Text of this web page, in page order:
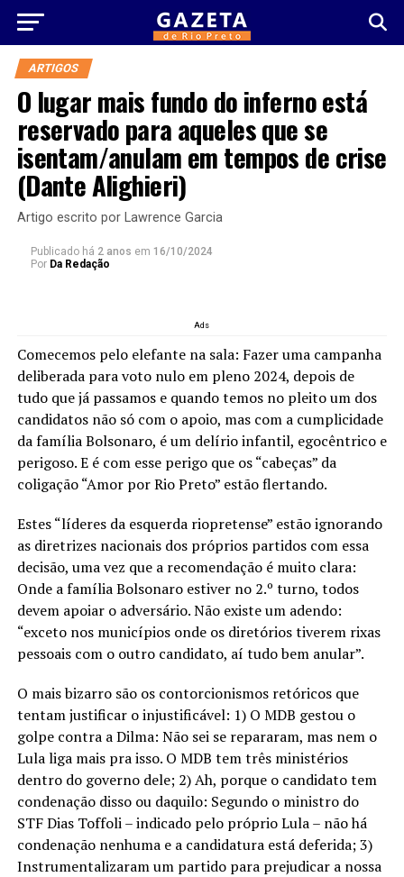
ARTIGOS
O lugar mais fundo do inferno está
reservado para aqueles que se
isentam/anulam em tempos de crise
(Dante Alighieri)
Artigo escrito por Lawrence Garcia
Publicado há 2 anos em 16/10/2024
Por Da Redação
Ads
Comecemos pelo elefante na sala: Fazer uma campanha
deliberada para voto nulo em pleno 2024, depois de
tudo que já passamos e quando temos no pleito um dos
candidatos não só com o apoio, mas com a cumplicidade
da família Bolsonaro, é um delírio infantil, egocêntrico e
perigoso. E é com esse perigo que os “cabeças” da
coligação “Amor por Rio Preto” estão flertando.
Estes “líderes da esquerda riopretense” estão ignorando
as diretrizes nacionais dos próprios partidos com essa
decisão, uma vez que a recomendação é muito clara:
Onde a família Bolsonaro estiver no 2.º turno, todos
devem apoiar o adversário. Não existe um adendo:
“exceto nos municípios onde os diretórios tiverem rixas
pessoais com o outro candidato, aí tudo bem anular”.
O mais bizarro são os contorcionismos retóricos que
tentam justificar o injustificável: 1) O MDB gestou o
golpe contra a Dilma: Não sei se repararam, mas nem o
Lula liga mais pra isso. O MDB tem três ministérios
dentro do governo dele; 2) Ah, porque o candidato tem
condenação disso ou daquilo: Segundo o ministro do
STF Dias Toffoli – indicado pelo próprio Lula – não há
condenação nenhuma e a candidatura está deferida; 3)
Instrumentalizaram um partido para prejudicar a nossa